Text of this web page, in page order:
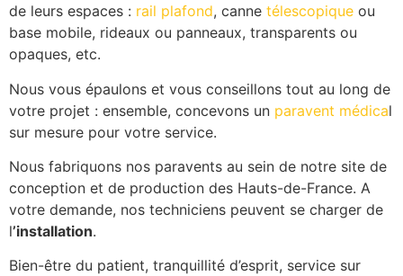
de leurs espaces : rail plafond, canne télescopique ou
base mobile, rideaux ou panneaux, transparents ou
opaques, etc.
Nous vous épaulons et vous conseillons tout au long de
votre projet : ensemble, concevons un paravent médical
sur mesure pour votre service.
Nous fabriquons nos paravents au sein de notre site de
conception et de production des Hauts-de-France. A
votre demande, nos techniciens peuvent se charger de
l’installation.
Bien-être du patient, tranquillité d’esprit, service sur